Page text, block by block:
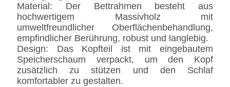
Material: Der Bettrahmen besteht aus
hochwertigem Massivholz mit
umweltfreundlicher Oberflächenbehandlung,
empfindlicher Berührung, robust und langlebig.
Design: Das Kopfteil ist mit eingebautem
Speicherschaum verpackt, um den Kopf
zusätzlich zu stützen und den Schlaf
komfortabler zu gestalten.